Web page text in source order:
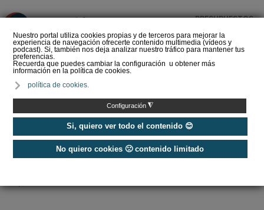
Nuestro portal utiliza cookies propias y de terceros para mejorar la
experiencia de navegación ofrecerte contenido multimedia (vídeos y
podcast). Si, también nos deja analizar nuestro tráfico para mantener tus
preferencias.
Recuerda que puedes cambiar la configuración u obtener más
información en la política de cookies.
política de cookies.
Configuración ◮
Si, quiero ver todo el contenido 😊
No quiero cookies 🙁 contenido limitado
PRESUPUESTOS
del Amperio (Episodio 3)
Noticias / Asociaciones
/